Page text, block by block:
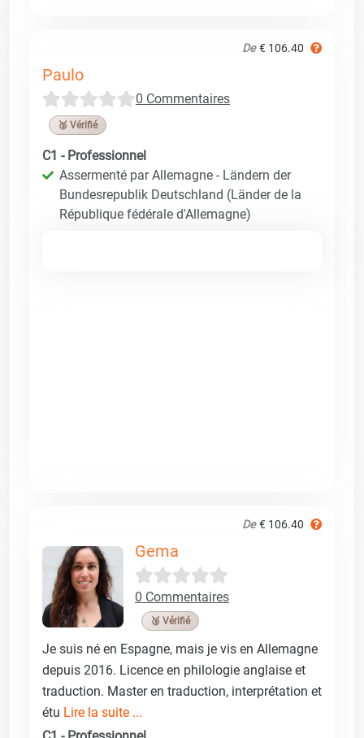
De € 106.40
Paulo
0 Commentaires
🥉 Vérifié
C1 - Professionnel
Assermenté par Allemagne - Ländern der
Bundesrepublik Deutschland (Länder de la
République fédérale d'Allemagne)
De € 106.40
Gema
0 Commentaires
🥉 Vérifié
Je suis né en Espagne, mais je vis en Allemagne
depuis 2016. Licence en philologie anglaise et
traduction. Master en traduction, interprétation et
étu Lire la suite ...